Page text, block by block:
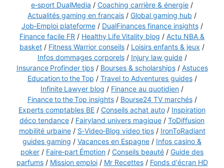
e‑sport DualMedia / Coaching carrière & énergie /
Actualités gaming en français / Global gaming hub /
Job‑Emploi plateforme/ DualFinances finance insights/
Finance facile FR / Healthy Life Vitality blog / Actu NBA &
basket / Fitness Warrior conseils / Loisirs enfants & jeux /
Infos dommages corporels/ Injury law guide/
Insurance Profinder tips/ Bourses & scholarships/ Astuces
Education to the Top / Travel to Adventures guides/
Infinite Lawyer blog / Finance au quotidien /
Finance to the Top insights/ Bourse24 TV marchés/
Experts comptables BE / Conseils achat auto / Inspiration
déco tendance / Fairyland univers magique / ToDiffusion
mobilité urbaine/ S‑Video‑Blog video tips/ IronToRadiant
guides gaming / Vacances en Espagne / Infos casino &
poker / Faire‑part Émotion / Conseils beauté / Guide des
parfums/ Mission emploi/ Mr Recettes/ Fonds d'écran HD